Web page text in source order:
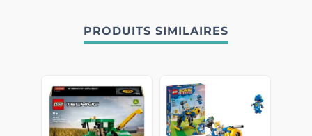
PRODUITS SIMILAIRES